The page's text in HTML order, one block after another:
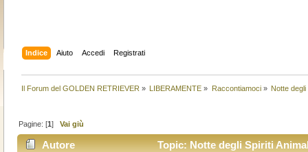
Indice Aiuto Accedi Registrati
Il Forum del GOLDEN RETRIEVER » LIBERAMENTE » Raccontiamoci» Notte
Pagine: [1]Vai giù
Autore Topic: Notte degli Spiriti